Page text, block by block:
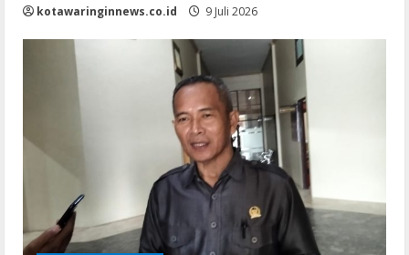
kotawaringinnews.co.id 9 Juli 2026